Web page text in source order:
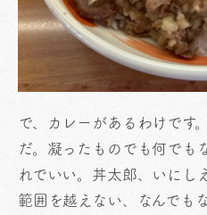
で、カレーがあるわけです
だ。凝ったものでも何でも
れでいい。丼太郎、いにし
範囲を越えない、なんでも